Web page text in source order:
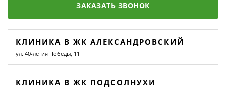
ЗАКАЗАТЬ ЗВОНОК
КЛИНИКА В ЖК АЛЕКСАНДРОВСКИЙ
ул. 40-летия Победы, 11
КЛИНИКА В ЖК ПОДСОЛНУХИ